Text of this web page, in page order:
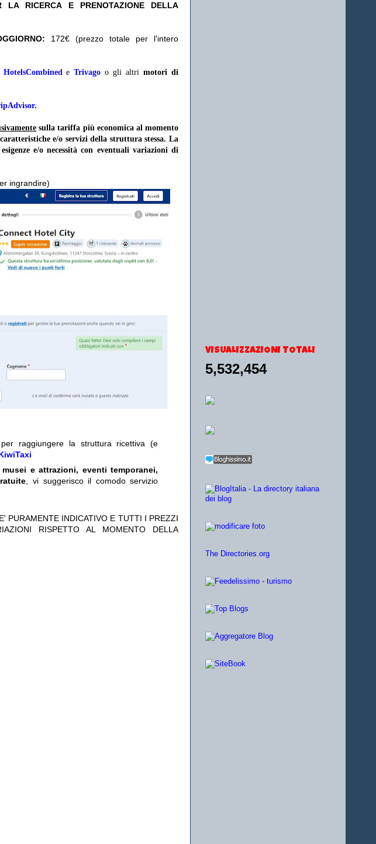
RICERCA E PRENOTAZIONE DELLA
172€ (prezzo totale per l'intero
HotelsCombinedeTrivago o gli altrimotori di
.
sulla tariffa più economica al momento
e/o servizi della struttura stessa. La
e/o necessità con eventuali variazioni di
ingrandire)
raggiungere la struttura ricettiva (e
e attrazioni, eventi temporanei,
, vi suggerisco il comodo servizio
PURAMENTE INDICATIVO E TUTTI I PREZZI
RISPETTO AL MOMENTO DELLA
VISUALIZZAZIONI TOTALI
5,532,454
The Directories.org